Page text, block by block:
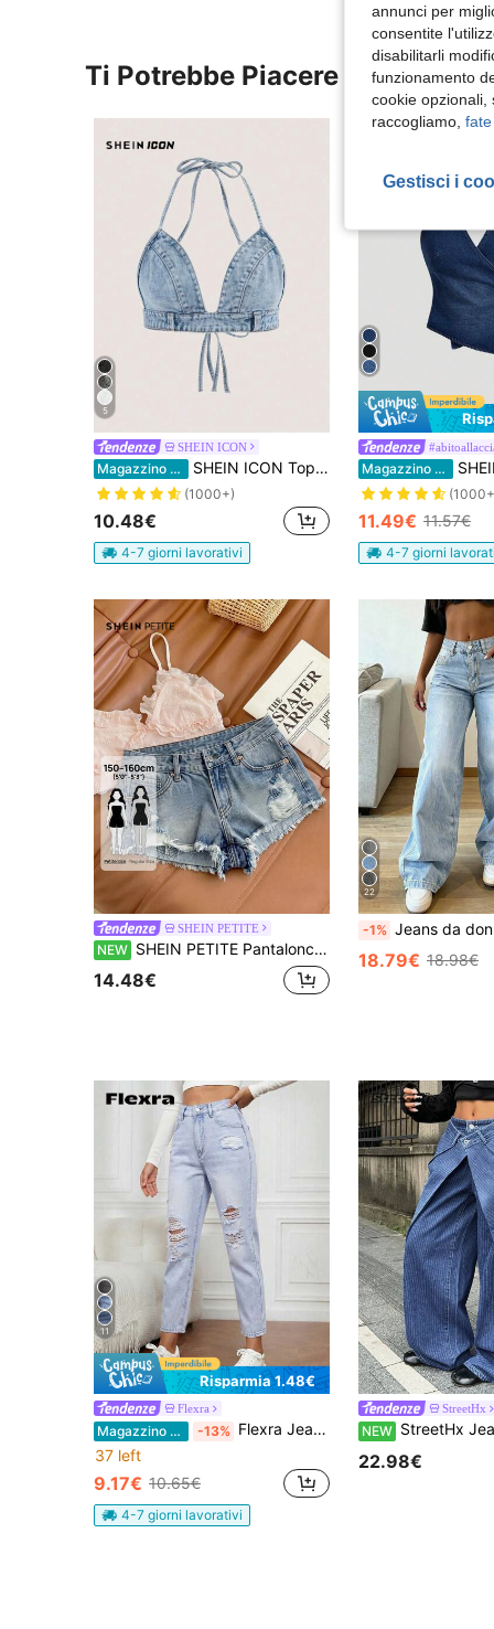
Ti Potrebbe Piacere
5
SHEIN ICON
Magazzino EU SHEIN ICON Top corto estivo sexy con schiena scoperta e senza spalline
(1000+)
10.48€
4-7 giorni lavorativi
Magazzino EU SHEIN MOD Top casual in
11.49€ 11.57€
4-7 giorni
SHEIN PETITE
NEW SHEIN PETITE Pantaloncini di jeans a vita bassa per donna taglie piccole
14.48€
22
-1% Jeans da donna vintage larghi con gamba dritta e
18.79€ 18.98€
11
Risparmia 1.48€
Flexra
Magazzino EU -13% Flexra Jeans di jeans casual lavati e consumati
37 left
9.17€ 10.65€
4-7 giorni lavorativi
StreetHx
NEW StreetHx Jeans in denim a righe con
22.98€
annunci per
consentite
disabilitarli
funzionamento
cookie opzionali,
raccogliamo,
Gestisci i